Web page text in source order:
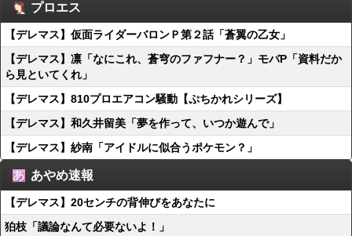
プロエス
【デレマス】仮面ライダーバロンＰ第２話「蒼翼の乙女」
【デレマス】凛「なにこれ、蒼穹のファフナー？」モバP「資料だか
ら見といてくれ」
【デレマス】810プロエアコン騒動【ぷちかれシリーズ】
【デレマス】和久井留美「夢を作って、いつか遊んで」
【デレマス】紗南「アイドルに似合うポケモン？」
あやめ速報
【デレマス】20センチの背伸びをあなたに
狛枝「議論なんて必要ないよ！」